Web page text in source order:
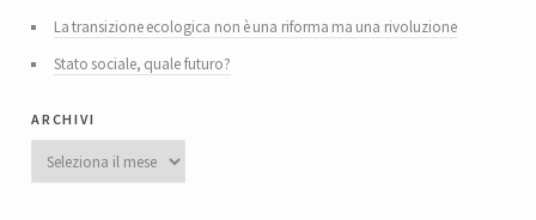
La transizione ecologica non è una riforma ma una rivoluzione
Stato sociale, quale futuro?
archivi